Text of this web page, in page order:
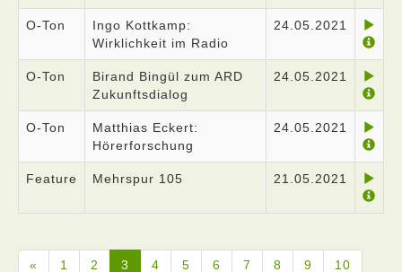
O-Ton
Ingo Kottkamp:
Wirklichkeit im Radio
24.05.2021
O-Ton
Birand Bingül zum ARD
Zukunftsdialog
24.05.2021
O-Ton
Matthias Eckert:
Hörerforschung
24.05.2021
Feature Mehrspur 105 21.05.2021
« 1 2 3 4 5 6 7 8 9 10